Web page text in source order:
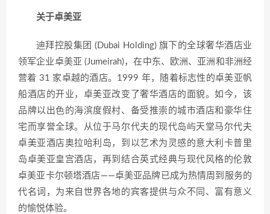
关于卓美亚
迪拜控股集团 (Dubai Holding) 旗下的全球奢华酒店业
领军企业卓美亚 (Jumeirah)，在中东、欧洲、亚洲和非洲经
营着 31 家卓越的酒店。1999 年，随着标志性的卓美亚帆
船酒店的开业，卓美亚改变了奢华酒店的面貌。如今，该
品牌以出色的海滨度假村、备受推崇的城市酒店和豪华住
宅而享誉全球。从位于马尔代夫的现代岛屿天堂马尔代夫
卓美亚酒店奥拉哈利岛，到以艺术为灵感的意大利卡普里
岛卓美亚皇宫酒店，再到结合英式经典与现代风格的伦敦
卓美亚卡尔顿塔酒店——卓美亚品牌已成为热情周到服务的
代名词，为来自世界各地的宾客提供与众不同、富有意义
的愉悦体验。